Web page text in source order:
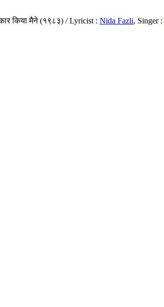
किया मैने (१९८३) / Lyricist : Nida Fazli, Singer :